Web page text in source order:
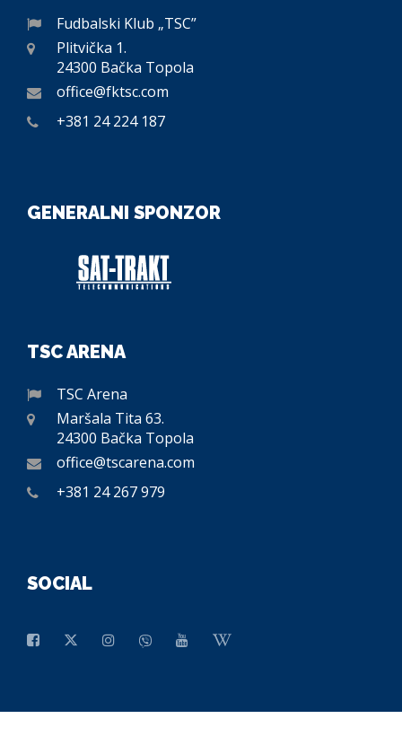
Fudbalski Klub „TSC”
Plitvička 1.
24300 Bačka Topola
office@fktsc.com
+381 24 224 187
GENERALNI SPONZOR
TSC ARENA
TSC Arena
Maršala Tita 63.
24300 Bačka Topola
office@tscarena.com
+381 24 267 979
SOCIAL